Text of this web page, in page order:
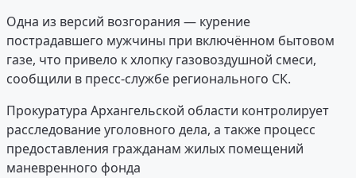
Одна из версий возгорания — курение
пострадавшего мужчины при включённом бытовом
газе, что привело к хлопку газовоздушной смеси,
сообщили в пресс-службе регионального СК.
Прокуратура Архангельской области контролирует
расследование уголовного дела, а также процесс
предоставления гражданам жилых помещений
маневренного фонда